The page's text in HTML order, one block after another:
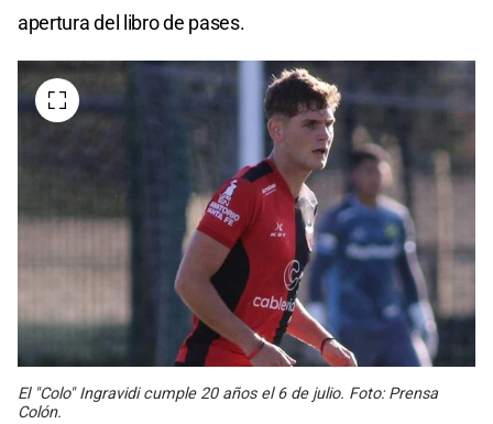
apertura del libro de pases.
El "Colo" Ingravidi cumple 20 años el 6 de julio. Foto: Prensa
Colón.